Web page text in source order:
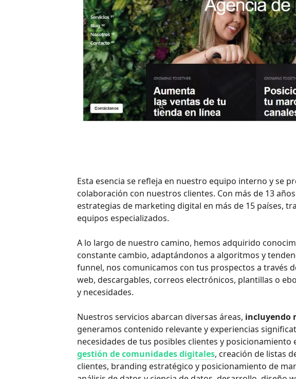
Esta esencia se refleja en nuestro equipo interno y se
colaboración con nuestros clientes. Con más de 13
estrategias de marketing digital en más de 15 países,
equipos especializados.
A lo largo de nuestro camino, hemos adquirido
constante cambio, adaptándonos a algoritmos y
funnel, nos comunicamos con tus prospectos a través
web, descargables, correos electrónicos, plantillas o
y necesidades.
Nuestros servicios abarcan diversas áreas, incluyendo
generamos contenido relevante y experiencias
necesidades de tus posibles clientes y
gestión de comunidades digitales, creación de listas
clientes, branding estratégico y posicionamiento de